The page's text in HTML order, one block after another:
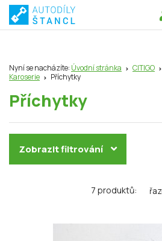
Nyní se nacházíte: Úvodní stránka CITIGO
Karoserie
Příchytky
Příchytky
Zobrazit filtrování
7 produktů: